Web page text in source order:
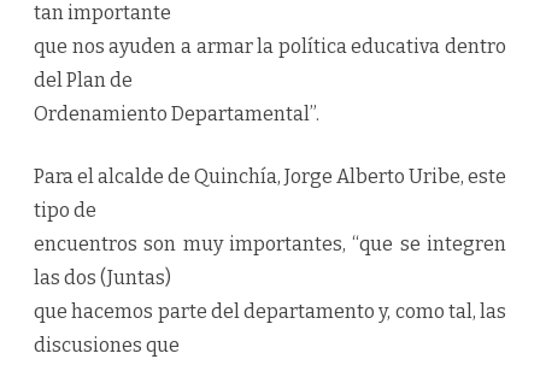
tan importante
que nos ayuden a armar la política educativa dentro
del Plan de
Ordenamiento Departamental”.
Para el alcalde de Quinchía, Jorge Alberto Uribe, este
tipo de
encuentros son muy importantes, “que se integren
las dos (Juntas)
que hacemos parte del departamento y, como tal, las
discusiones que